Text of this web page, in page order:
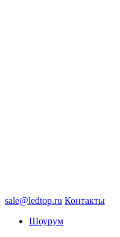
sale@ledtop.ru Контакты
Шоурум